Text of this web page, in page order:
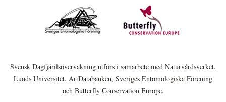
Svensk Dagfjärilsövervakning utförs i samarbete med Naturvårdsverket,
Lunds Universitet, ArtDatabanken, Sveriges Entomologiska Förening
och Butterfly Conservation Europe.